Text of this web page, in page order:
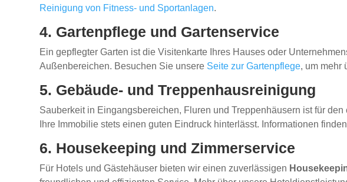
Reinigung von Fitness- und Sportanlagen.
4. Gartenpflege und Gartenservice
Ein gepflegter Garten ist die Visitenkarte Ihres Hauses oder
Außenbereichen. Besuchen Sie unsere Seite zur Gartenpflege, um mehr
5. Gebäude- und Treppenhausreinigung
Sauberkeit in Eingangsbereichen, Fluren und Treppenhäusern ist für
Ihre Immobilie stets einen guten Eindruck hinterlässt. Informationen
6. Housekeeping und Zimmerservice
Für Hotels und Gästehäuser bieten wir einen zuverlässigen